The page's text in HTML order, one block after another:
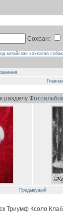
Сохран:
китайская хохлатая
разделу
Предыдущий
Триумф Ксоло Клаб